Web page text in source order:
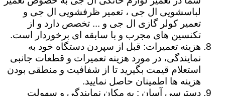
لباسشویی ال جی ، تعمیر ظرفشویی ال جی و
تعمیر کولر گازی ال جی و ... تخصص دارد و از
تکنسین های مجرب و با سابقه ای برخوردار است.
هزینه تعمیرات: قبل از سپردن دستگاه خود به
نمایندگی، در مورد هزینه تعمیرات و قطعات جانبی
استعلام قیمت بگیرید تا از شفافیت و منطقی بودن
هزینه ها اطمینان حاصل نمایید.
دسترسی آسان : به مکان نمایندگی و سهولت